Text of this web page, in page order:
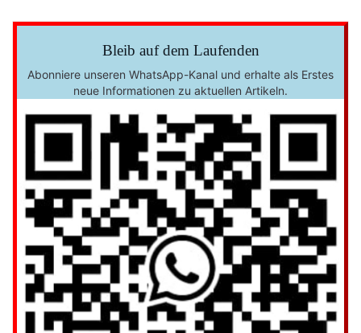
Bleib auf dem Laufenden
Abonniere unseren WhatsApp-Kanal und erhalte als Erstes
neue Informationen zu aktuellen Artikeln.